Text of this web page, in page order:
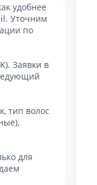
удобнее
Уточним
по
Заявки в
тип волос
для